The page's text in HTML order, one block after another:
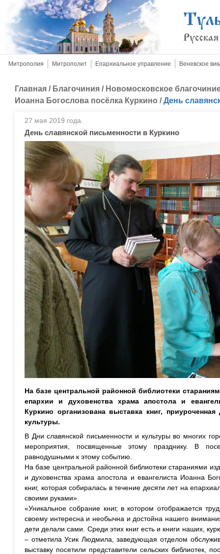
Митрополия Митрополит Епархиальное управление Веневское
Главная / Благочиния / Новомосковское
Иоанна Богослова посёлка Куркино /День
27 мая 2019 года.
День славянской письменности в Куркино
На базе центральной районной библиотеки
епархии и духовенства храма апостола и
Куркино организована выставка книг,
культуры.
В Дни славянской письменности и культуры во многих
мероприятия, посвященные этому празднику. В
равнодушными к этому событию.
На базе центральной районной библиотеки стараниями
и духовенства храма апостола и евангелиста Иоанна
книг, которая собиралась в течение десяти лет на
своими руками».
«Уникальное собрание книг, в котором отображается
своему интересна и необычна и достойна нашего
дети делали сами. Среди этих книг есть и книги наших,
– отметила Усик Людмила, заведующая отделом
выставку посетили представители сельских библиотек,